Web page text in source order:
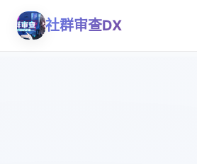
社群审查DX